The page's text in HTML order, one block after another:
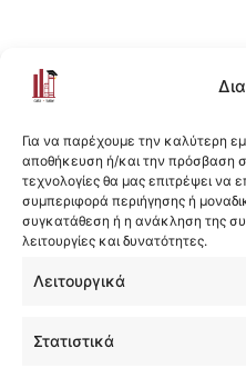
Για να παρέχουμε την καλύτερη
αποθήκευση ή/και την πρόσβαση
τεχνολογίες θα μας επιτρέψει
συμπεριφορά περιήγησης ή
συγκατάθεση ή η ανάκληση της
λειτουργίες και δυνατότητες.
Λειτουργικά
Στατιστικά